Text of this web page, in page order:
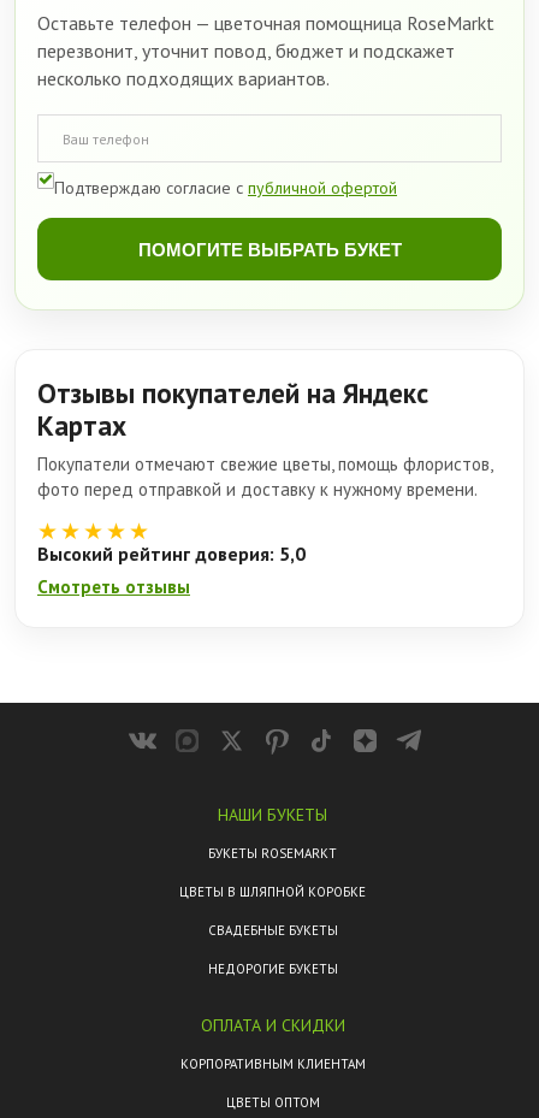
Оставьте телефон — цветочная помощница RoseMarkt
перезвонит, уточнит повод, бюджет и подскажет
несколько подходящих вариантов.
Подтверждаю согласие с публичной офертой
ПОМОГИТЕ ВЫБРАТЬ БУКЕТ
Отзывы покупателей на Яндекс
Картах
Покупатели отмечают свежие цветы, помощь флористов,
фото перед отправкой и доставку к нужному времени.
★★★★★
Высокий рейтинг доверия: 5,0
Смотреть отзывы
НАШИ БУКЕТЫ
БУКЕТЫ ROSEMARKT
ЦВЕТЫ В ШЛЯПНОЙ КОРОБКЕ
СВАДЕБНЫЕ БУКЕТЫ
НЕДОРОГИЕ БУКЕТЫ
ОПЛАТА И СКИДКИ
КОРПОРАТИВНЫМ КЛИЕНТАМ
ЦВЕТЫ ОПТОМ